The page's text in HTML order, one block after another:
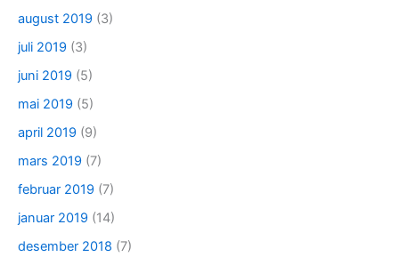
august 2019 (3)
juli 2019 (3)
juni 2019 (5)
mai 2019 (5)
april 2019 (9)
mars 2019 (7)
februar 2019 (7)
januar 2019 (14)
desember 2018 (7)